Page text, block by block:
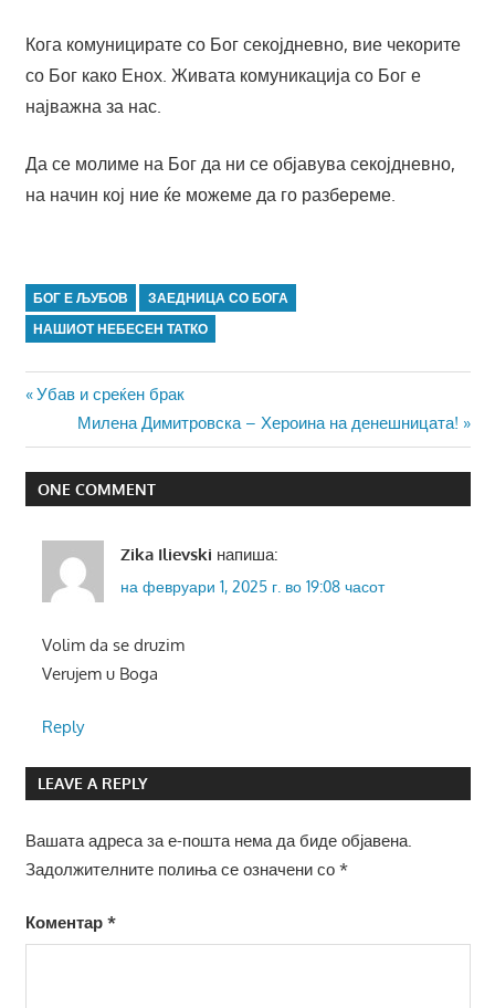
Кога комуницирате со Бог секојдневно, вие чекорите
со Бог како Енох. Живата комуникација со Бог е
најважна за нас.
Да се молиме на Бог да ни се објавува секојдневно,
на начин кој ние ќе можеме да го разбереме.
БОГ Е ЉУБОВ
ЗАЕДНИЦА СО БОГА
НАШИОТ НЕБЕСЕН ТАТКО
Навигација
на
напис
Previous
Убав и среќен брак
Next
Post:
Милена Димитровска – Хероина на денешницата!
ONE COMMENT
Zika Ilievski напиша:
на февруари 1, 2025 г. во 19:08 часот
Volim da se druzim
Verujem u Boga
Reply
LEAVE A REPLY
Вашата адреса за е-пошта нема да биде објавена.
Задолжителните полиња се означени со *
Коментар *